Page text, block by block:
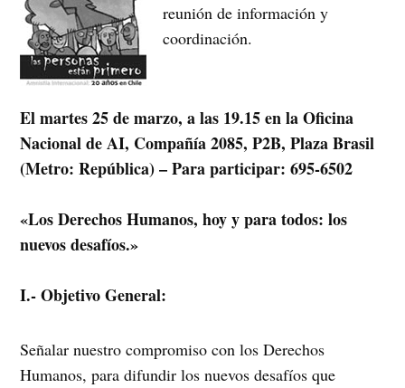
reunión de información y
coordinación.
El martes 25 de marzo, a las 19.15 en la Oficina
Nacional de AI, Compañía 2085, P2B, Plaza Brasil
(Metro: República) – Para participar: 695-6502
«Los Derechos Humanos, hoy y para todos: los
nuevos desafíos.»
I.- Objetivo General:
Señalar nuestro compromiso con los Derechos
Humanos, para difundir los nuevos desafíos que